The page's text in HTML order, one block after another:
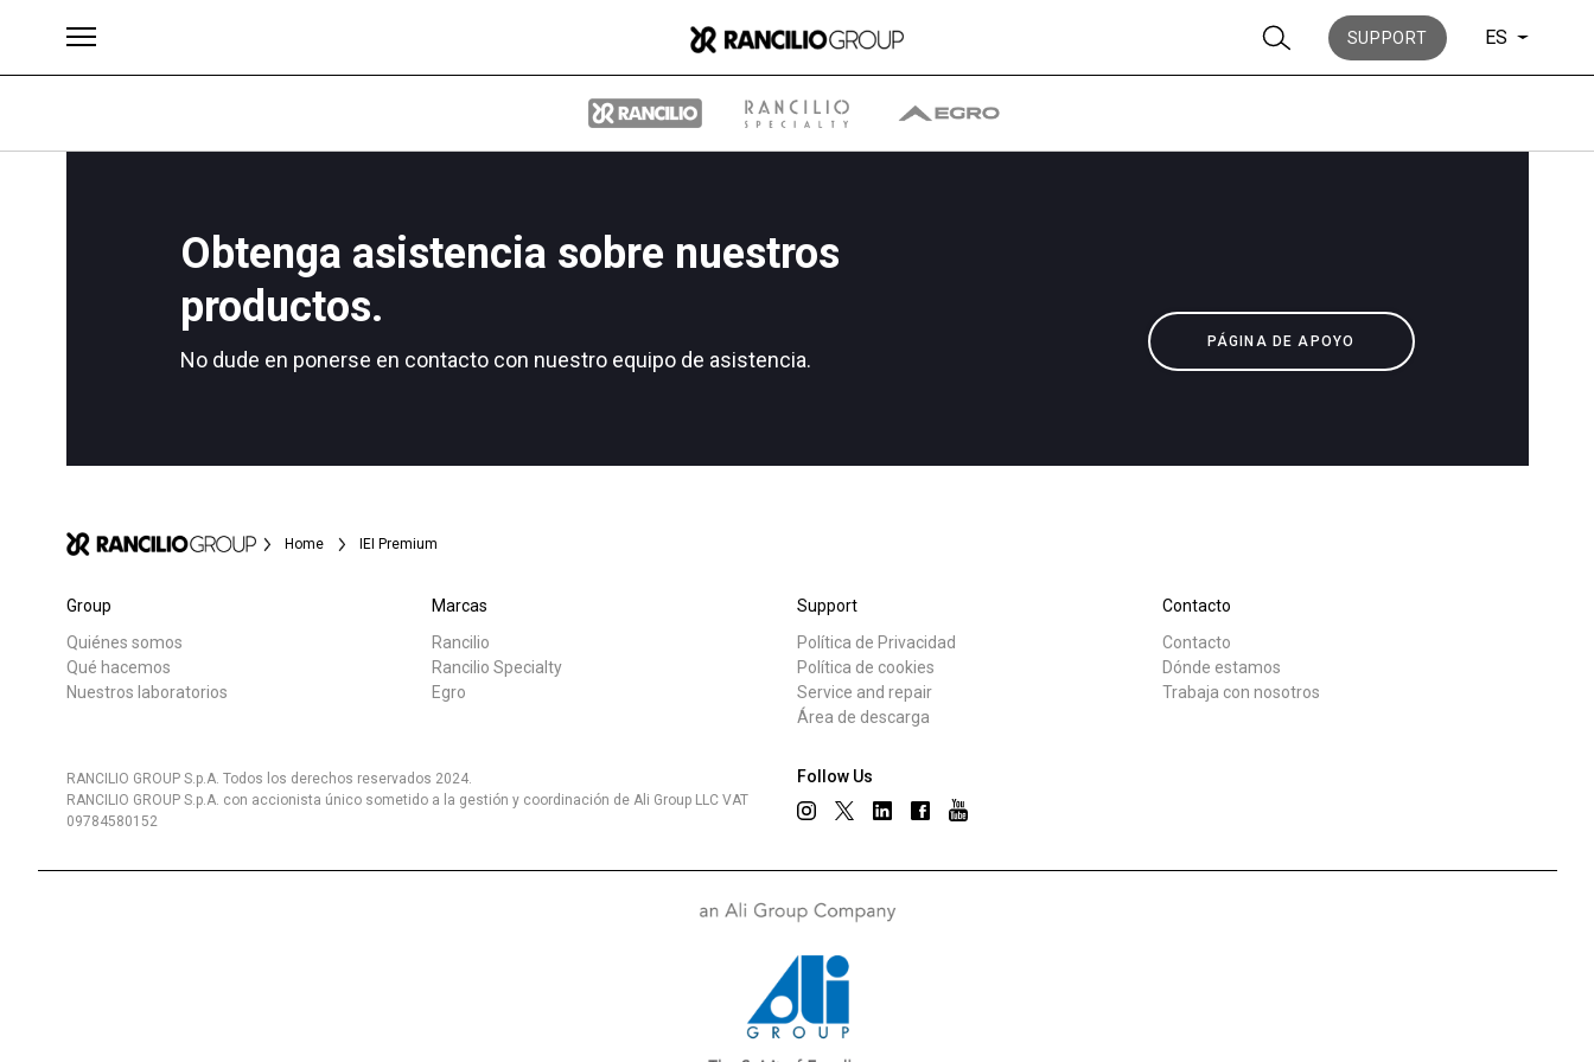
SUPPORT ES
Obtenga asistencia sobre nuestros
productos.
No dude en ponerse en contacto con nuestro equipo de asistencia.
PÁGINA DE APOYO
Home IEI Premium
Group
Quiénes somos
Qué hacemos
Nuestros laboratorios
Marcas
Rancilio
Rancilio Specialty
Egro
Support
Política de Privacidad
Política de cookies
Service and repair
Área de descarga
Contacto
Contacto
Dónde estamos
Trabaja con nosotros
Follow Us
RANCILIO GROUP S.p.A. Todos los derechos reservados 2024.
RANCILIO GROUP S.p.A. con accionista único sometido a la gestión y coordinación de Ali Group LLC VAT
09784580152
Productos Noticias Descargar
Brands Group
Trabaja con nosotros
laboratorios
Connect